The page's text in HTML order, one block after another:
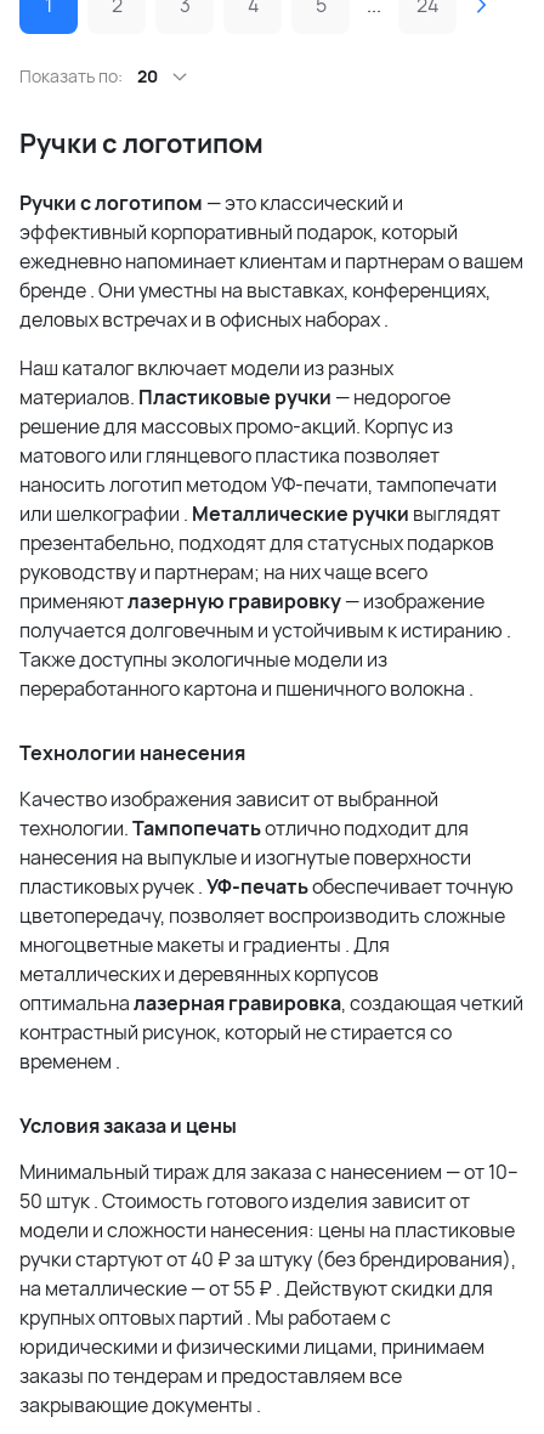
Показать по: 20
Ручки с логотипом
Ручки с логотипом — это классический и
эффективный корпоративный подарок, который
ежедневно напоминает клиентам и партнерам о вашем
бренде. Они уместны на выставках, конференциях,
деловых встречах и в офисных наборах.
Наш каталог включает модели из разных
материалов. Пластиковые ручки — недорогое
решение для массовых промо-акций. Корпус из
матового или глянцевого пластика позволяет
наносить логотип методом УФ-печати, тампопечати
или шелкографии . Металлические ручки выглядят
презентабельно, подходят для статусных подарков
руководству и партнерам; на них чаще всего
применяютлазерную гравировку— изображение
получается долговечным и устойчивым к истиранию .
Также доступны экологичные модели из
переработанного картона и пшеничного волокна .
Технологии нанесения
Качество изображения зависит от выбранной
технологии.Тампопечатьотлично подходит для
нанесения на выпуклые и изогнутые поверхности
пластиковых ручек.УФ-печатьобеспечивает точную
цветопередачу, позволяет воспроизводить сложные
многоцветные макеты и градиенты . Для
металлических и деревянных корпусов
оптимальналазерная гравировка, создающая четкий
контрастный рисунок, который не стирается со
временем .
Условия заказа и цены
Минимальный тираж для заказа с нанесением — от 10–
50 штук. Стоимость готового изделия зависит от
модели и сложности нанесения: цены на пластиковые
ручки стартуют от 40 ₽ за штуку (без брендирования),
на металлические — от 55 ₽. Действуют скидки для
крупных оптовых партий . Мы работаем с
юридическими и физическими лицами, принимаем
заказы по тендерам и предоставляем все
закрывающие документы .